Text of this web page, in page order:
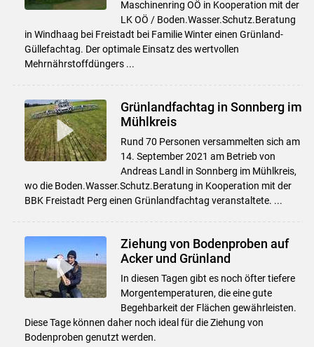
Maschinenring OÖ in Kooperation mit der
LK OÖ / Boden.Wasser.Schutz.Beratung
in Windhaag bei Freistadt bei Familie Winter einen Grünland-
Güllefachtag. Der optimale Einsatz des wertvollen
Mehrnährstoffdüngers ...
Grünlandfachtag in Sonnberg im
Mühlkreis
Rund 70 Personen versammelten sich am
14. September 2021 am Betrieb von
Andreas Landl in Sonnberg im Mühlkreis,
wo die Boden.Wasser.Schutz.Beratung in Kooperation mit der
BBK Freistadt Perg einen Grünlandfachtag veranstaltete. ...
Ziehung von Bodenproben auf
Acker und Grünland
In diesen Tagen gibt es noch öfter tiefere
Morgentemperaturen, die eine gute
Begehbarkeit der Flächen gewährleisten.
Diese Tage können daher noch ideal für die Ziehung von
Bodenproben genutzt werden.